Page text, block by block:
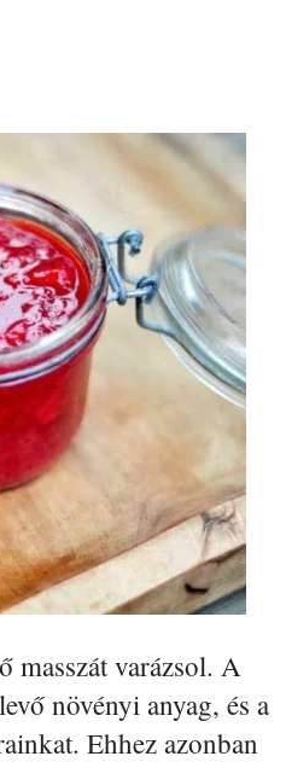
masszát varázsol. A
növényi anyag, és a
Ehhez azonban